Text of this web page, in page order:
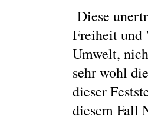
Diese
Freiheit und
Umwelt,
sehr wohl
dieser
diesem Fall